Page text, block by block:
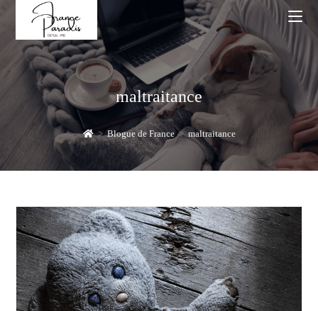
content
maltraitance
> Blogue de France > maltraitance